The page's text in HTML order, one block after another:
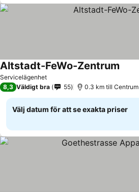
Servicelägenhet
Altstadt-FeWo-Zentrum
8,3 Väldigt bra 55 0.3 km till Centrum
Välj datum för att se exakta priser